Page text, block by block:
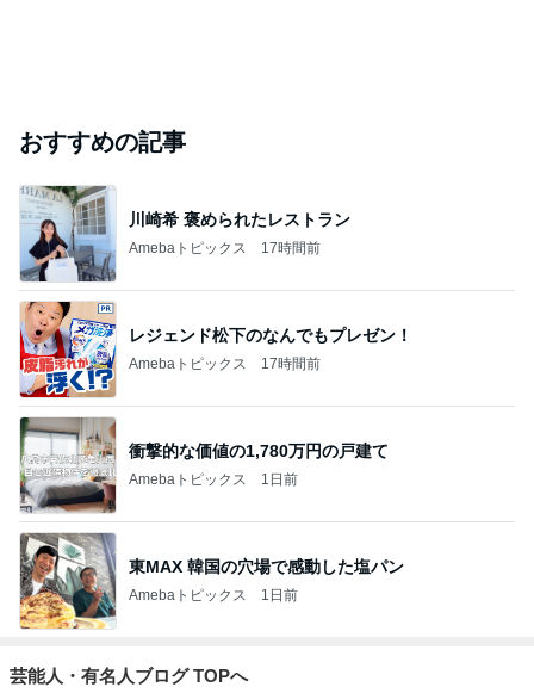
おすすめの記事
川崎希 褒められたレストラン
Amebaトピックス 17時間前
レジェンド松下のなんでもプレゼン！
Amebaトピックス 17時間前
衝撃的な価値の1,780万円の戸建て
Amebaトピックス 1日前
東MAX 韓国の穴場で感動した塩パン
Amebaトピックス 1日前
芸能人・有名人ブログ TOPへ